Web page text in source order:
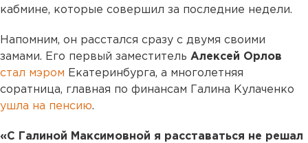
кабмине, которые совершил за последние недели.
Напомним, он расстался сразу с двумя своими
замами. Его первый заместитель Алексей Орлов
стал мэром Екатеринбурга, а многолетняя
соратница, главная по финансам Галина Кулаченко
ушла на пенсию.
«С Галиной Максимовной я расставаться не решал